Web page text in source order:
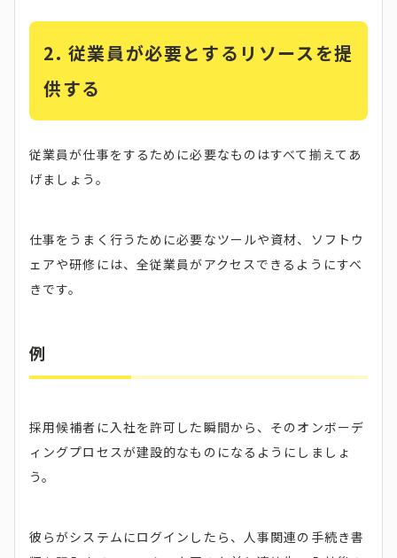
2. 従業員が必要とするリソースを提
供する
従業員が仕事をするために必要なものはすべて揃えてあ
げましょう。
仕事をうまく行うために必要なツールや資材、ソフトウ
ェアや研修には、全従業員がアクセスできるようにすべ
きです。
例
採用候補者に入社を許可した瞬間から、そのオンボーデ
ィングプロセスが建設的なものになるようにしましょ
う。
彼らがシステムにログインしたら、人事関連の手続き書